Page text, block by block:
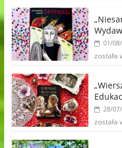
01/
została
28/
została